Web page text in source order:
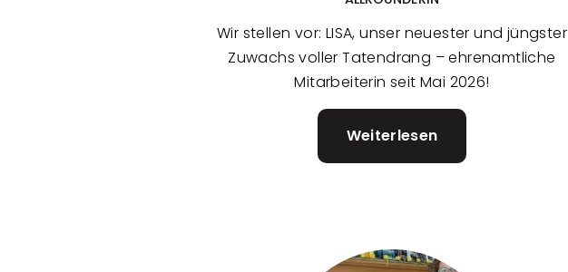
Wir stellen vor: LISA, unser neuester und jüngster
Zuwachs voller Tatendrang – ehrenamtliche
Mitarbeiterin seit Mai 2026!
Weiterlesen
Lisa